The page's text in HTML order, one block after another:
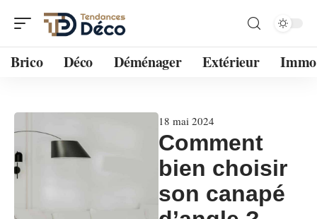
Brico Déco Déménager Extérieur Immo
18 mai 2024
Comment
bien choisir
son canapé